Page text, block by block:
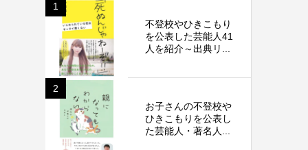
1
不登校やひきこもり
を公表した芸能人41
人を紹介～出典リ...
2
お子さんの不登校や
ひきこもりを公表し
た芸能人・著名人...